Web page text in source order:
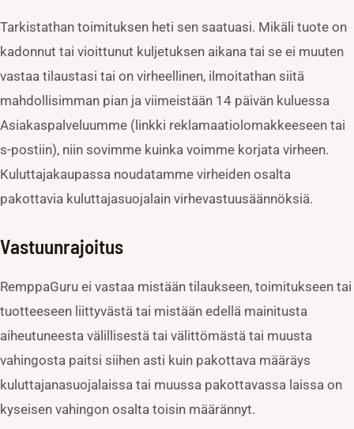
Tarkistathan toimituksen heti sen saatuasi. Mikäli tuote on
kadonnut tai vioittunut kuljetuksen aikana tai se ei muuten
vastaa tilaustasi tai on virheellinen, ilmoitathan siitä
mahdollisimman pian ja viimeistään 14 päivän kuluessa
Asiakaspalveluumme (linkki reklamaatiolomakkeeseen tai
s-postiin), niin sovimme kuinka voimme korjata virheen.
Kuluttajakaupassa noudatamme virheiden osalta
pakottavia kuluttajasuojalain virhevastuusäännöksiä.
Vastuunrajoitus
RemppaGuru ei vastaa mistään tilaukseen, toimitukseen tai
tuotteeseen liittyvästä tai mistään edellä mainitusta
aiheutuneesta välillisestä tai välittömästä tai muusta
vahingosta paitsi siihen asti kuin pakottava määräys
kuluttajanasuojalaissa tai muussa pakottavassa laissa on
kyseisen vahingon osalta toisin määrännyt.